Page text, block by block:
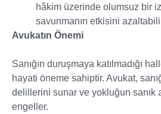
hâkim üzerinde olumsuz bir
savunmanın etkisini
Avukatın Önemi
Sanığın duruşmaya katılmadığı
hayati öneme sahiptir. Avukat,
delillerini sunar ve yokluğun sanık
engeller.